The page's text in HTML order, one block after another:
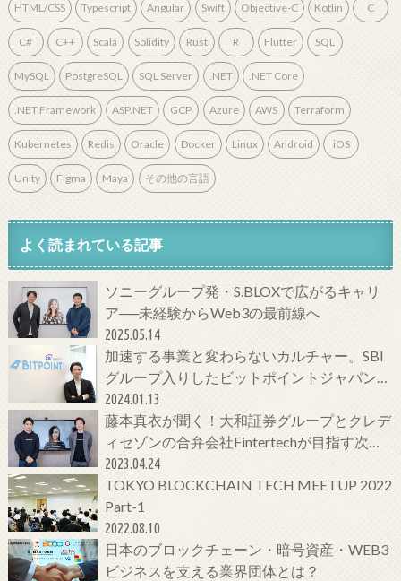
HTML/CSS Typescript Angular Swift Objective-C Kotlin C
C# C++ Scala Solidity Rust R Flutter SQL
MySQL PostgreSQL SQL Server .NET .NET Core
.NET Framework ASP.NET GCP Azure AWS Terraform
Kubernetes Redis Oracle Docker Linux Android iOS
Unity Figma Maya その他の言語
よく読まれている記事
ソニーグループ発・S.BLOXで広がるキャリ
ア──未経験からWeb3の最前線へ
2025.05.14
加速する事業と変わらないカルチャー。SBI
グループ入りしたビットポイントジャパンの
今をCTOに聞いてみた！
2024.01.13
藤本真衣が聞く！大和証券グループとクレデ
ィセゾンの合弁会社Fintertechが目指す次世
代金融サービスとは
2023.04.24
TOKYO BLOCKCHAIN TECH MEETUP 2022
Part-1
2022.08.10
日本のブロックチェーン・暗号資産・WEB3
ビジネスを支える業界団体とは？